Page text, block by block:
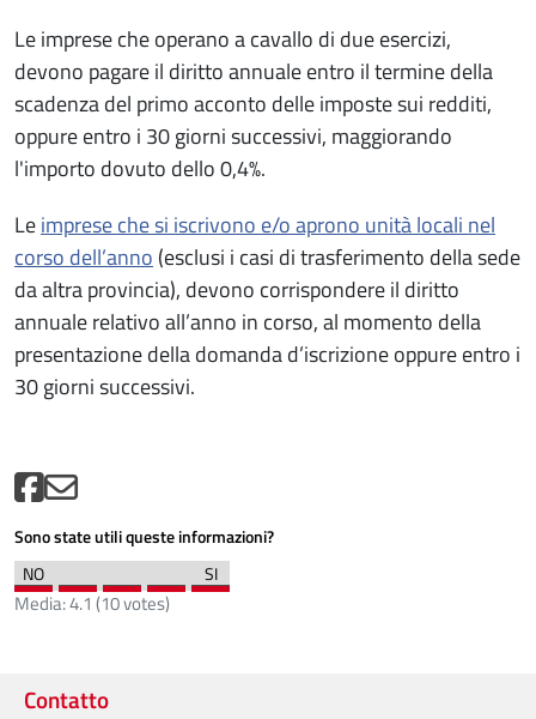
Le imprese che operano a cavallo di due esercizi,
devono pagare il diritto annuale entro il termine della
scadenza del primo acconto delle imposte sui redditi,
oppure entro i 30 giorni successivi, maggiorando
l'importo dovuto dello 0,4%.
Leimprese che si iscrivono e/o aprono unità locali nel
corso dell’anno (esclusi i casi di trasferimento della sede
da altra provincia), devono corrispondere il diritto
annuale relativo all’anno in corso, al momento della
presentazione della domanda d’iscrizione oppure entro i
30 giorni successivi.
Sono state utili queste informazioni?
Media:4.1 (10votes)
Contatto